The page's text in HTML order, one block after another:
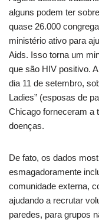
alguns podem ter
quase 26.000
ministério ativo para
Aids. Isso torna um
que são HIV positivo.
dia 11 de setembro,
Ladies” (esposas de
Chicago forneceram a
doenças.
De fato, os dados
esmagadoramente
comunidade externa,
ajudando a recrutar
paredes, para grupos